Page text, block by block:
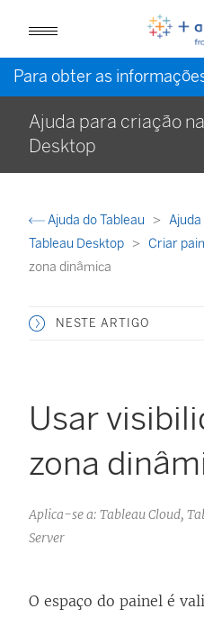
Ajuda para criação
Desktop
Ajuda do Tableau
Ajuda
Tableau Desktop
Criar
zona dinâmica
NESTE ARTIGO
Usar
zona
Aplica-se a: Tableau Cloud,
Server
O espaço do painel é